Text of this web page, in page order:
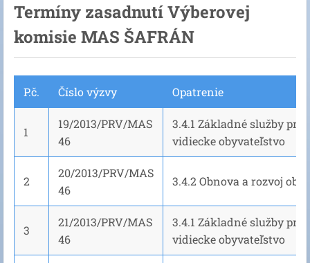
Termíny zasadnutí Výberovej
komisie MAS ŠAFRÁN
P.č. Číslo výzvy Opatrenie
1
19/2013/PRV/MAS
46
3.4.1 Základné služby pre
vidiecke obyvateľstvo
2
20/2013/PRV/MAS
46
3.4.2 Obnova a rozvoj obcí
3
21/2013/PRV/MAS
46
3.4.1 Základné služby pre
vidiecke obyvateľstvo